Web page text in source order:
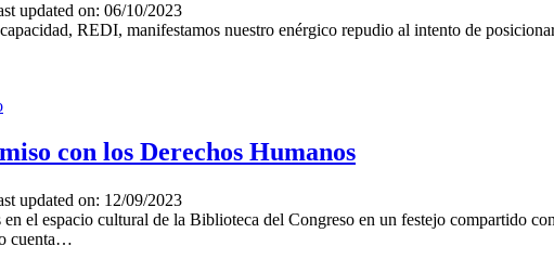
updated on: 06/10/2023
REDI, manifestamos nuestro enérgico repudio al intento de
con los Derechos Humanos
updated on: 12/09/2023
el espacio cultural de la Biblioteca del Congreso en un festejo compartido
cuenta…